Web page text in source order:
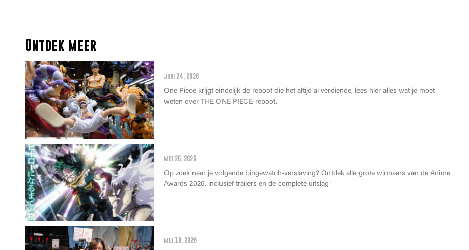
Ontdek meer
juni 24, 2026
One Piece krijgt eindelijk de reboot die het altijd al verdiende, lees hier alles wat je moet
weten over THE ONE PIECE-reboot.
mei 26, 2026
Op zoek naar je volgende bingewatch-verslaving? Ontdek alle grote winnaars van de Anime
Awards 2026, inclusief trailers en de complete uitslag!
mei 18, 2026